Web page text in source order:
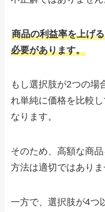
商品の利益率を上げ
必要があります。
もし選択肢が2つの場
れ単純に価格を比較
なります。
そのため、高額な商
方法は適切ではありま
一方で、選択肢が4つ